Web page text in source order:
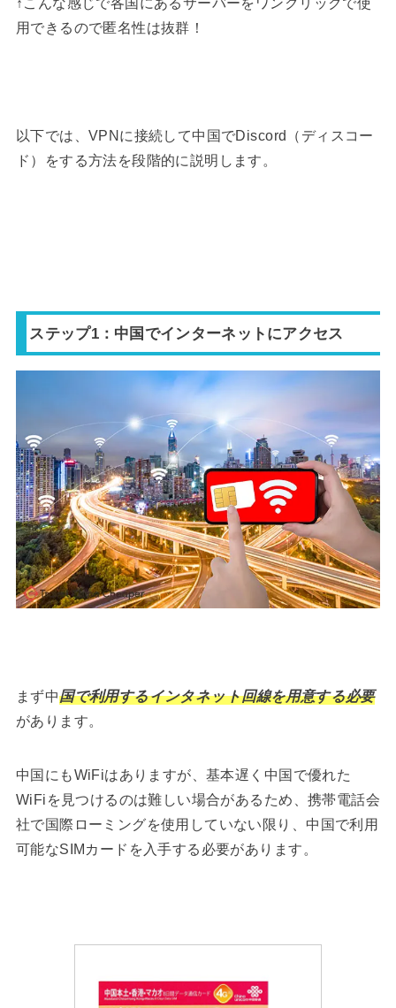
用できるので匿名性は抜群！
以下では、VPNに接続して中国でDiscord（ディスコー
ド）をする方法を段階的に説明します。
ステップ1： 中国でインターネットにアクセス
まず中国で利用するインタネット回線を用意する必要
があります。
中国にもWiFiはありますが、基本遅く中国で優れた
WiFiを見つけるのは難しい場合があるため、携帯電話会
社で国際ローミングを使用していない限り、中国で利用
可能なSIMカードを入手する必要があります。